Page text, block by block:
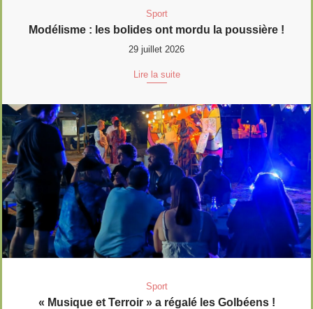
Sport
Modélisme : les bolides ont mordu la poussière !
29 juillet 2026
Lire la suite
Sport
« Musique et Terroir » a régalé les Golbéens !